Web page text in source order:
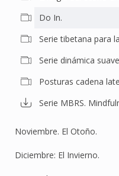
Do In.
Serie tibetana para
Serie dinámica
Posturas cadena
Serie MBRS.
Noviembre. El Otoño.
Diciembre: El Invierno.